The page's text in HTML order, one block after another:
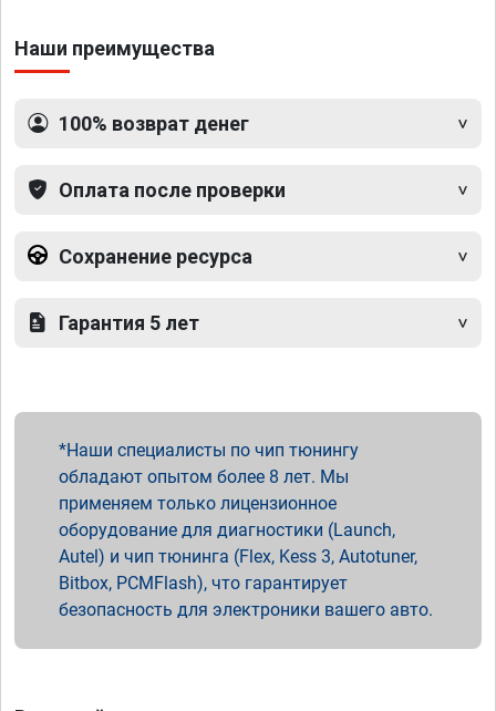
Наши преимущества
100% возврат денег
Оплата после проверки
Сохранение ресурса
Гарантия 5 лет
Наши специалисты по чип тюнингу
обладают опытом более 8 лет. Мы
применяем только лицензионное
оборудование для диагностики (Launch,
Autel) и чип тюнинга (Flex, Kess 3, Autotuner,
Bitbox, PCMFlash), что гарантирует
безопасность для электроники вашего авто.